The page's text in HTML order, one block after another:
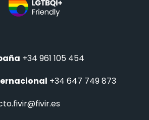
+34 961 105 454
+34 647 749 873